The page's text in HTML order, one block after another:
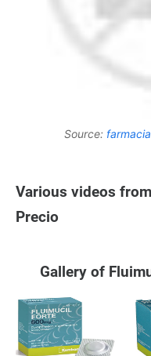
Source:
Various videos
Precio
Gallery of